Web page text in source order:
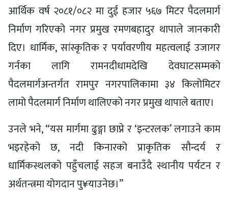
आर्थिक वर्ष २०८१/०८२ मा दुई हजार ५६७ मिटर पैदलमार्ग
निर्माण गरिएको नगर प्रमुख रमणबहादुर थापाले जानकारी
दिए। धार्मिक, सांस्कृतिक र पर्यावरणीय महत्वलाई उजागर
गर्नका लागि रामनदीधामदेखि देवघाटसम्मको
पैदलमार्गअन्तर्गत रामपुर नगरपालिकामा ३४ किलोमिटर
लामो पैदलमार्ग निर्माण थालिएको नगर प्रमुख थापाले बताए।
उनले भने, “यस मार्गमा ढुङ्गा छाप्ने र ‘इन्टरलक’ लगाउने काम
भइरहेको छ, नदी किनारको प्राकृतिक सौन्दर्य र
धार्मिकस्थलको पहुँचलाई सहज बनाउँदै स्थानीय पर्यटन र
अर्थतन्त्रमा योगदान पु¥याउनेछ।”